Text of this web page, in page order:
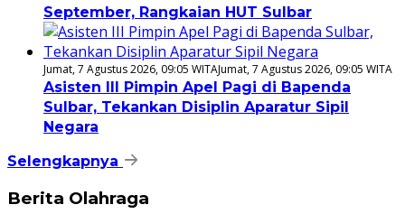
September, Rangkaian HUT Sulbar
Jumat, 7 Agustus 2026, 09:05 WITAJumat, 7 Agustus 2026, 09:05 WITA
Asisten III Pimpin Apel Pagi di Bapenda
Sulbar, Tekankan Disiplin Aparatur Sipil
Negara
Selengkapnya
Berita Olahraga